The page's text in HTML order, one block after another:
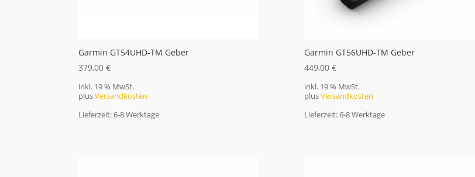
Garmin GT54UHD-TM Geber
379,00€
inkl. 19 % MwSt.
plusVersandkosten
Lieferzeit:6-8 Werktage
Garmin GT56UHD-TM Geber
449,00 €
inkl. 19 % MwSt.
plusVersandkosten
Lieferzeit:6-8 Werktage